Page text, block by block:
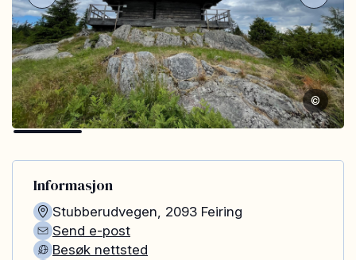
©
Informasjon
Stubberudvegen, 2093 Feiring
Send e-post
Besøk nettsted